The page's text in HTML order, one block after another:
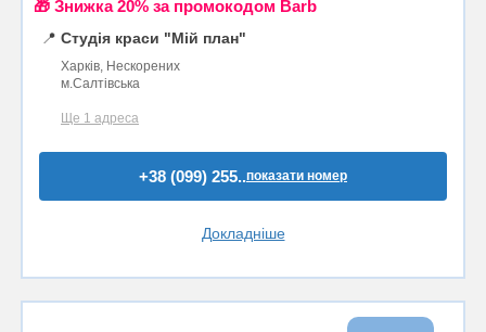
🎁 Знижка 20% за промокодом Barb
📍 Студія краси "Мій план"
Харків, Нескорених
м.Салтівська
Ще 1 адреса
+38 (099) 255..показати номер
Докладніше